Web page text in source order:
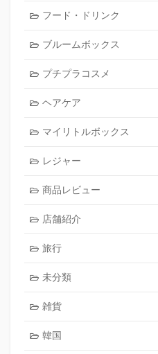
フード・ドリンク
ブルームボックス
プチプラコスメ
ヘアケア
マイリトルボックス
レジャー
商品レビュー
店舗紹介
旅行
未分類
雑貨
韓国